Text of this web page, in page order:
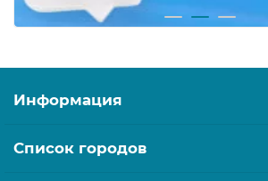
Информация
Список городов